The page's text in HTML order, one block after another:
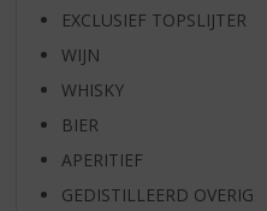
EXCLUSIEF TOPSLIJTER
WIJN
WHISKY
BIER
APERITIEF
GEDISTILLEERD OVERIG